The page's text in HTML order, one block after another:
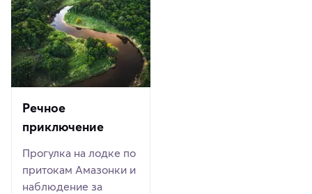
Речное
приключение
Прогулка на лодке по
притокам Амазонки и
наблюдение за